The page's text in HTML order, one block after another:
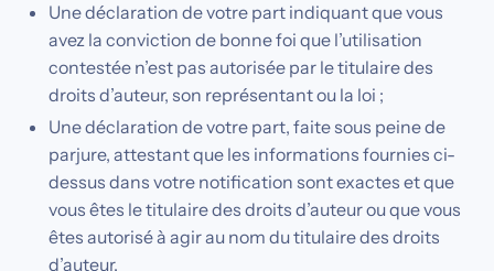
Une déclaration de votre part indiquant que vous
avez la conviction de bonne foi que l’utilisation
contestée n’est pas autorisée par le titulaire des
droits d’auteur, son représentant ou la loi ;
Une déclaration de votre part, faite sous peine de
parjure, attestant que les informations fournies ci-
dessus dans votre notification sont exactes et que
vous êtes le titulaire des droits d’auteur ou que vous
êtes autorisé à agir au nom du titulaire des droits
d’auteur.